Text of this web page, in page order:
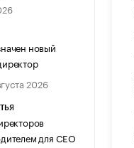
новый
2026
для CEO